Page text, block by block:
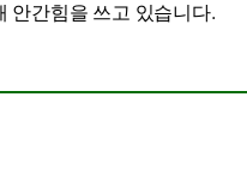
안간힘을 쓰고 있습니다.